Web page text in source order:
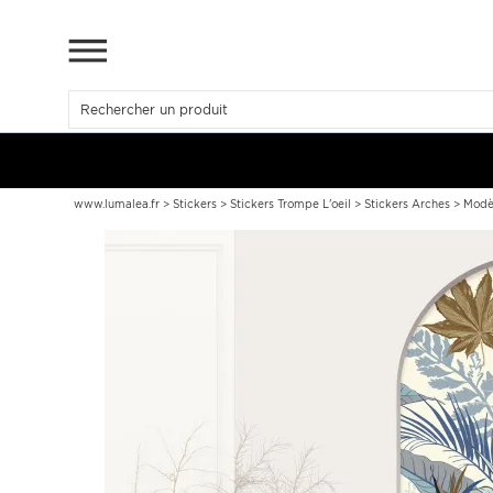
www.lumalea.fr >Stickers >Stickers Trompe L'oeil >Stickers Arches >